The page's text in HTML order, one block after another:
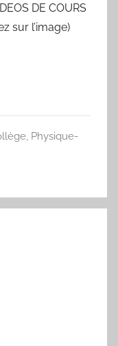
DE COURS
sur l’image)
, Physique-